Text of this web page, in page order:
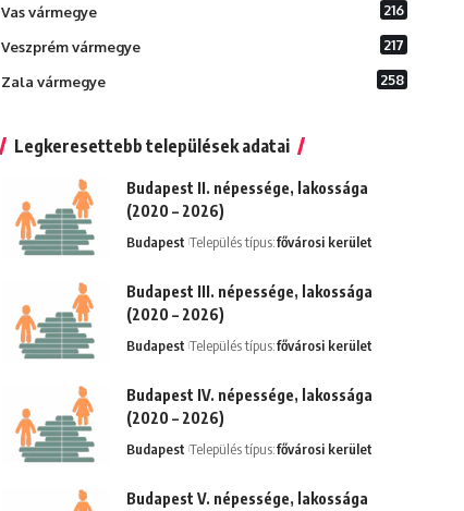
Vas vármegye 216
Veszprém vármegye 217
Zala vármegye 258
Legkeresettebb települések adatai
Budapest II. népessége, lakossága
(2020 – 2026)
Budapest Település típus:fővárosi kerület
Budapest III. népessége, lakossága
(2020 – 2026)
Budapest Település típus:fővárosi kerület
Budapest IV. népessége, lakossága
(2020 – 2026)
Budapest Település típus:fővárosi kerület
Budapest V. népessége, lakossága